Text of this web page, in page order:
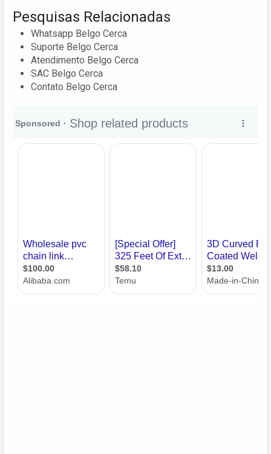
Pesquisas Relacionadas
Whatsapp Belgo Cerca
Suporte Belgo Cerca
Atendimento Belgo Cerca
SAC Belgo Cerca
Contato Belgo Cerca